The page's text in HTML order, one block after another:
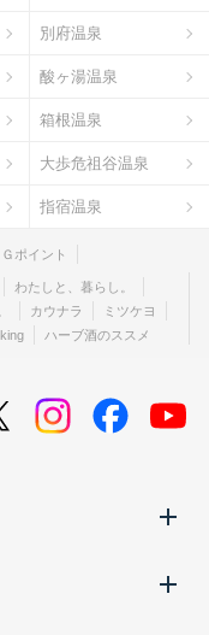
別府温泉
酸ヶ湯温泉
箱根温泉
大歩危祖谷温泉
指宿温泉
Ｇポイント
わたしと、暮らし。
カウナラ
ミツケヨ
ハーブ酒のススメ